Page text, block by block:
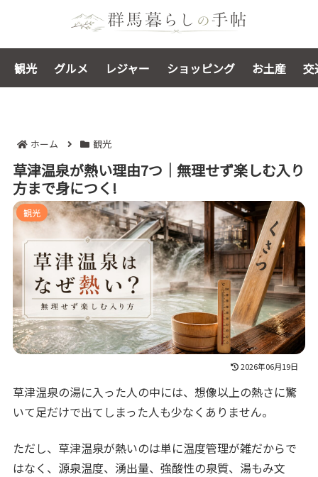
観光 グルメ レジャー ショッピング お土産 交
ホーム 観光
草津温泉が熱い理由7つ｜無理せず楽しむ入り
方まで身につく!
観光
2026年06月19日
草津温泉の湯に入った人の中には、想像以上の熱さに驚
いて足だけで出てしまった人も少なくありません。
ただし、草津温泉が熱いのは単に温度管理が雑だからで
はなく、源泉温度、湧出量、強酸性の泉質、湯もみ文